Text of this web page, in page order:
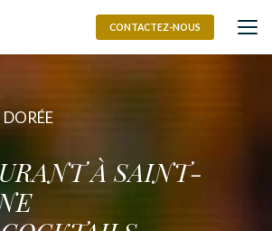
CONTACTEZ-NOUS
À SAINT-